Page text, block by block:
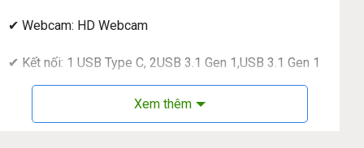
✔ Webcam: HD Webcam
✔ Kết nối: 1 USB Type C, 2USB 3.1 Gen 1,USB 3.1 Gen 1
Type A, 1 HDMI, 1 External uSIM card tray option
✔ Thời lượng pin: 57WHr Li-ion
Xem thêm